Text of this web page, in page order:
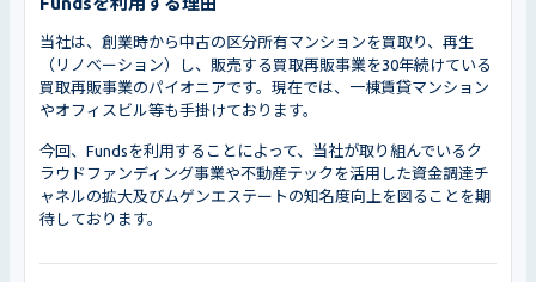
当社は、創業時から中古の区分所有マンションを買取り、再生
（リノベーション）し、販売する買取再販事業を30年続けている
買取再販事業のパイオニアです。現在では、一棟賃貸マンション
やオフィスビル等も手掛けております。
今回、Fundsを利用することによって、当社が取り組んでいるク
ラウドファンディング事業や不動産テックを活用した資金調達チ
ャネルの拡大及びムゲンエステートの知名度向上を図ることを期
待しております。